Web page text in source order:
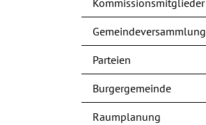
Kommissionsmitglieder
Gemeindeversammlung
Parteien
Burgergemeinde
Raumplanung